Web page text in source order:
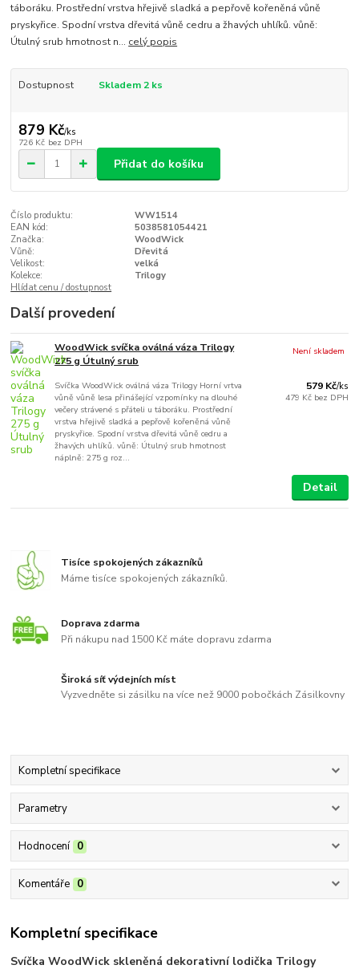
táboráku. Prostřední vrstva hřejivě sladká a pepřově kořeněná vůně
pryskyřice. Spodní vrstva dřevitá vůně cedru a žhavých uhlíků. vůně:
Útulný srub hmotnost n... celý popis
Dostupnost Skladem 2 ks
879 Kč/ks
726 Kč bez DPH
Přidat do košíku
Číslo produktu:
WW1514
EAN kód:
5038581054421
Značka:
WoodWick
Vůně:
Dřevitá
Velikost:
velká
Kolekce:
Trilogy
Hlídat cenu / dostupnost
Další provedení
WoodWick svíčka oválná váza Trilogy
275 g Útulný srub
Svíčka WoodWick oválná váza Trilogy Horní vrtva
vůně vůně lesa přinášející vzpomínky na dlouhé
večery strávené s přáteli u táboráku. Prostřední
vrstva hřejivě sladká a pepřově kořeněná vůně
pryskyřice. Spodní vrstva dřevitá vůně cedru a
žhavých uhlíků. vůně: Útulný srub hmotnost
náplně: 275 g roz...
579 Kč/ks
479 Kč bez DPH
Není skladem
Detail
Tisíce spokojených zákazníků
Máme tisíce spokojených zákazníků.
Doprava zdarma
Při nákupu nad 1500 Kč máte dopravu zdarma
Široká síť výdejních míst
Vyzvedněte si zásilku na více než 9000 pobočkách Zásilkovny
Kompletní specifikace
Parametry
Hodnocení 0
Komentáře 0
Kompletní specifikace
Svíčka WoodWick skleněná dekorativní lodička Trilogy